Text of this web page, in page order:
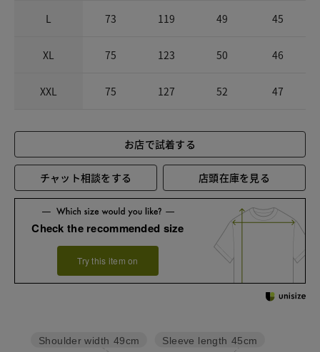
L 73 119 49 45
XL 75 123 50 46
XXL 75 127 52 47
お店で試着する
チャット相談をする 店頭在庫を見る
Check the recommended size
Try this item on
Sleeve length 45cm
Shoulder width 49cm